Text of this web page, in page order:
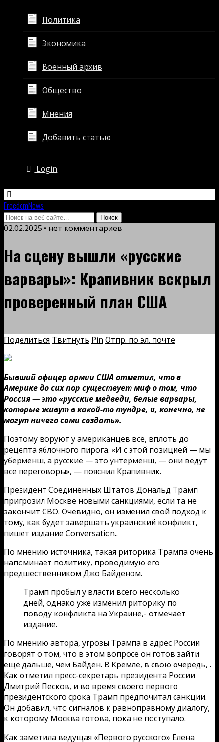
Политика
Экономика
Военный архив
Общество
Мнения
Добавить статью
Login
FreedomNews
02.02.2025 • нет комментариев
На сцену вышли «русские
варвары»: Крапивник вскрыл
проверенный план США
Поделиться Твитнуть Pin Отпр. по эл. почте
Бывший офицер армии США отметил, что в
Америке до сих пор существует миф о том, что
Россия — это «русские медведи, белые варвары,
которые живут в какой-то тундре, и, конечно, не
могут ничего сами создать».
Поэтому воруют у американцев всё, вплоть до
рецепта яблочного пирога. «И с этой позицией — мы
уберменш, а русские — это унтерменш, — они ведут
все переговоры», — пояснил Крапивник.
Президент Соединённых Штатов Дональд Трамп
пригрозил Москве новыми санкциями, если та не
закончит СВО. Очевидно, он изменил свой подход к
тому, как будет завершать украинский конфликт,
пишет издание Conversation..
По мнению источника, такая риторика Трампа очень
напоминает политику, проводимую его
предшественником Джо Байденом.
Трамп пробыл у власти всего несколько
дней, однако уже изменил риторику по
поводу конфликта на Украине,- отмечает
издание.
По мнению автора, угрозы Трампа в адрес России
говорят о том, что в этом вопросе он готов зайти
ещё дальше, чем Байден. В Кремле, в свою очередь, .
Как отметил пресс-секретарь президента России
Дмитрий Песков, и во время своего первого
президентского срока Трамп предпочитал санкции.
Он добавил, что сигналов к равноправному диалогу,
к которому Москва готова, пока не поступало.
Как заметила ведущая «Первого русского» Елена